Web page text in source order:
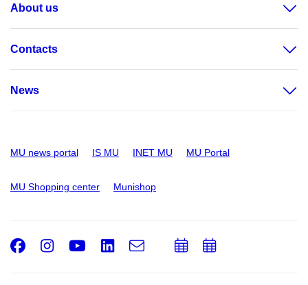
About us
Contacts
News
MU news portal IS MU INET MU MU Portal
MU Shopping center Munishop
Facebook
Instagram
Youtube
LinkedIn
e-
AddAdd